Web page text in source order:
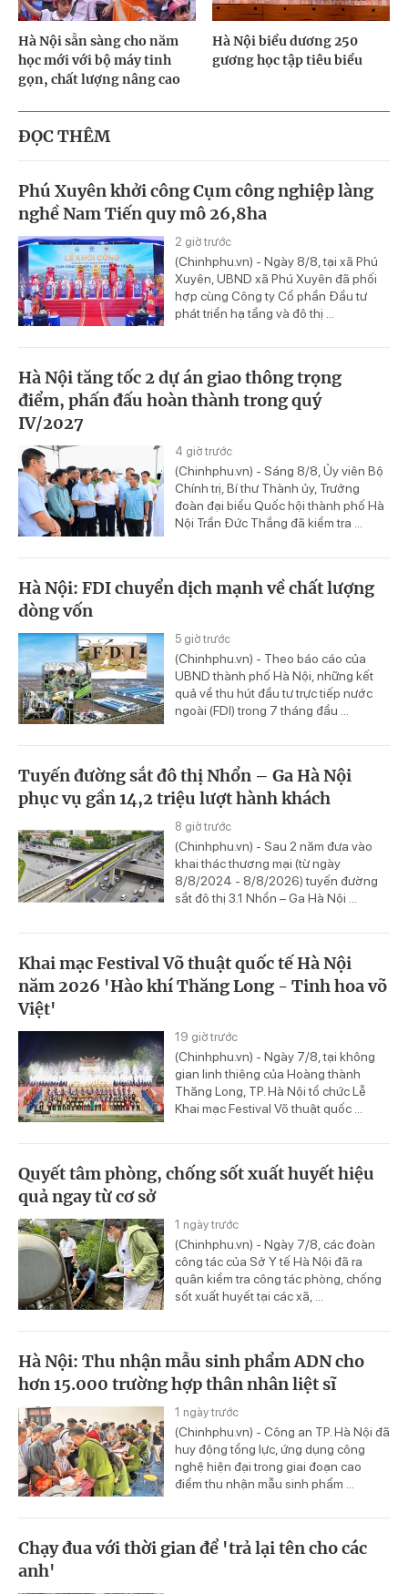
Hà Nội sẵn sàng cho năm
học mới với bộ máy tinh
gọn, chất lượng nâng cao
Hà Nội biểu dương 250
gương học tập tiêu biểu
ĐỌC THÊM
Phú Xuyên khởi công Cụm công nghiệp làng
nghề Nam Tiến quy mô 26,8ha
2 giờ trước
(Chinhphu.vn) - Ngày 8/8, tại xã Phú
Xuyên, UBND xã Phú Xuyên đã phối
hợp cùng Công ty Cổ phần Đầu tư
phát triển hạ tầng và đô thị ...
Hà Nội tăng tốc 2 dự án giao thông trọng
điểm, phấn đấu hoàn thành trong quý
IV/2027
4 giờ trước
(Chinhphu.vn) - Sáng 8/8, Ủy viên Bộ
Chính trị, Bí thư Thành ủy, Trưởng
đoàn đại biểu Quốc hội thành phố Hà
Nội Trần Đức Thắng đã kiểm tra ...
Hà Nội: FDI chuyển dịch mạnh về chất lượng
dòng vốn
5 giờ trước
(Chinhphu.vn) - Theo báo cáo của
UBND thành phố Hà Nội, những kết
quả về thu hút đầu tư trực tiếp nước
ngoài (FDI) trong 7 tháng đầu ...
Tuyến đường sắt đô thị Nhổn – Ga Hà Nội
phục vụ gần 14,2 triệu lượt hành khách
8 giờ trước
(Chinhphu.vn) - Sau 2 năm đưa vào
khai thác thương mại (từ ngày
8/8/2024 - 8/8/2026) tuyến đường
sắt đô thị 3.1 Nhổn – Ga Hà Nội ...
Khai mạc Festival Võ thuật quốc tế Hà Nội
năm 2026 'Hào khí Thăng Long - Tinh hoa võ
Việt'
19 giờ trước
(Chinhphu.vn) - Ngày 7/8, tại không
gian linh thiêng của Hoàng thành
Thăng Long, TP. Hà Nội tổ chức Lễ
Khai mạc Festival Võ thuật quốc ...
Quyết tâm phòng, chống sốt xuất huyết hiệu
quả ngay từ cơ sở
1 ngày trước
(Chinhphu.vn) - Ngày 7/8, các đoàn
công tác của Sở Y tế Hà Nội đã ra
quân kiểm tra công tác phòng, chống
sốt xuất huyết tại các xã, ...
Hà Nội: Thu nhận mẫu sinh phẩm ADN cho
hơn 15.000 trường hợp thân nhân liệt sĩ
1 ngày trước
(Chinhphu.vn) - Công an TP. Hà Nội đã
huy động tổng lực, ứng dụng công
nghệ hiện đại trong giai đoạn cao
điểm thu nhận mẫu sinh phẩm ...
Chạy đua với thời gian để 'trả lại tên cho các
anh'